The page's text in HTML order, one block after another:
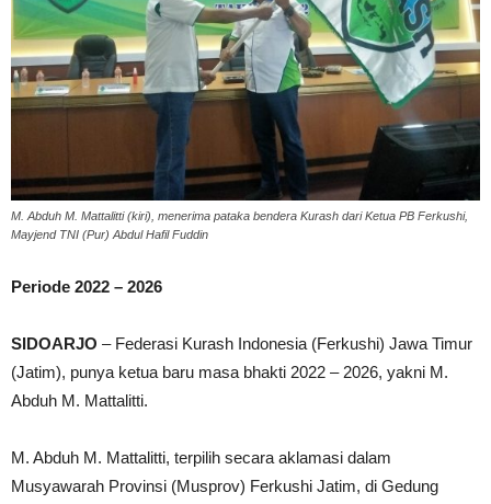
M. Abduh M. Mattalitti (kiri), menerima pataka bendera Kurash dari Ketua PB Ferkushi,
Mayjend TNI (Pur) Abdul Hafil Fuddin
Periode 2022 – 2026
SIDOARJO – Federasi Kurash Indonesia (Ferkushi) Jawa Timur
(Jatim), punya ketua baru masa bhakti 2022 – 2026, yakni M.
Abduh M. Mattalitti.
M. Abduh M. Mattalitti, terpilih secara aklamasi dalam
Musyawarah Provinsi (Musprov) Ferkushi Jatim, di Gedung